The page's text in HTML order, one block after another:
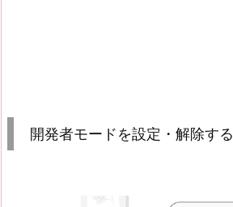
開発者モードを設定・解除する